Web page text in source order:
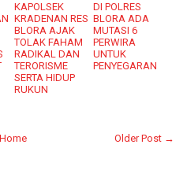
KAPOLSEK
KRADENAN RES
BLORA AJAK
TOLAK FAHAM
RADIKAL DAN
TERORISME
SERTA HIDUP
RUKUN
DI POLRES
BLORA ADA
MUTASI 6
PERWIRA
UNTUK
PENYEGARAN
Older Post →
Home